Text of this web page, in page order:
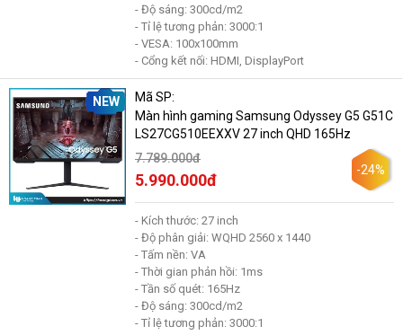
- Độ sáng: 300cd/m2
- Tỉ lệ tương phản: 3000:1
- VESA: 100x100mm
- Cổng kết nối: HDMI, DisplayPort
NEW
Mã SP:
Màn hình gaming Samsung Odyssey G5 G51C
LS27CG510EEXXV 27 inch QHD 165Hz
7.789.000đ
5.990.000đ
-24%
- Kích thước: 27 inch
- Độ phân giải: WQHD 2560 x 1440
- Tấm nền: VA
- Thời gian phản hồi: 1ms
- Tần số quét: 165Hz
- Độ sáng: 300cd/m2
- Tỉ lệ tương phản: 3000:1